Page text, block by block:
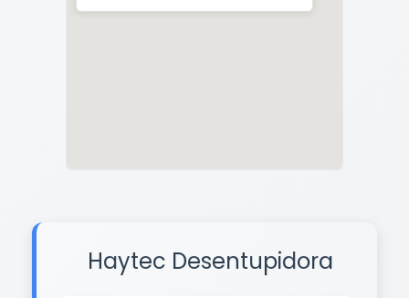
Haytec Desentupidora